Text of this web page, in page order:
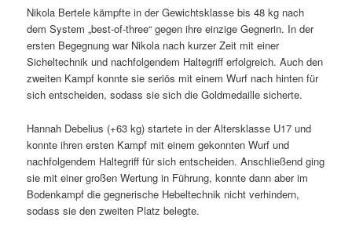
Nikola Bertele kämpfte in der Gewichtsklasse bis 48 kg nach
dem System „best-of-three“ gegen ihre einzige Gegnerin. In der
ersten Begegnung war Nikola nach kurzer Zeit mit einer
Sicheltechnik und nachfolgendem Haltegriff erfolgreich. Auch den
zweiten Kampf konnte sie seriös mit einem Wurf nach hinten für
sich entscheiden, sodass sie sich die Goldmedaille sicherte.
Hannah Debelius (+63 kg) startete in der Altersklasse U17 und
konnte ihren ersten Kampf mit einem gekonnten Wurf und
nachfolgendem Haltegriff für sich entscheiden. Anschließend ging
sie mit einer großen Wertung in Führung, konnte dann aber im
Bodenkampf die gegnerische Hebeltechnik nicht verhindern,
sodass sie den zweiten Platz belegte.